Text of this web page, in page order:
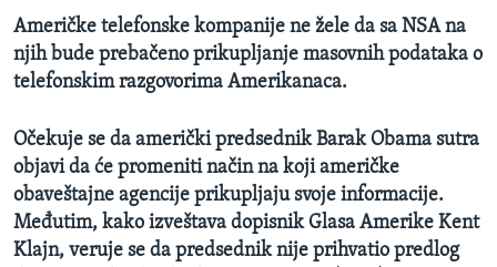
Američke telefonske kompanije ne žele da sa NSA na
njih bude prebačeno prikupljanje masovnih podataka o
telefonskim razgovorima Amerikanaca.
Očekuje se da američki predsednik Barak Obama sutra
objavi da će promeniti način na koji američke
obaveštajne agencije prikupljaju svoje informacije.
Međutim, kako izveštava dopisnik Glasa Amerike Kent
Klajn, veruje se da predsednik nije prihvatio predlog